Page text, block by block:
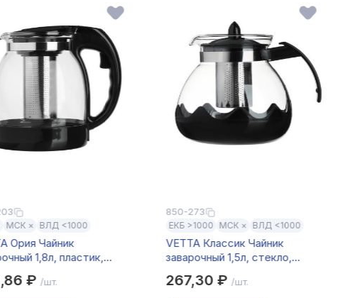
МСК × ВЛД <1000
Ория Чайник
1,8л, пластик,
₽ /шт.
850-273
ЕКБ >1000 МСК × ВЛД <1000
VETTA Классик Чайник
заварочный 1,5л, стекло,
267,30 ₽ /шт.